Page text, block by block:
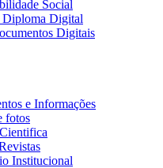
Social
Diploma Digital
Digitais
e Informações
fotos
Institucional